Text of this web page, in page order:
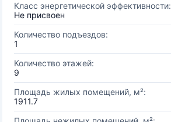
Класс энергетической эффективности:
Не присвоен
Количество подъездов:
1
Количество этажей:
9
Площадь жилых помещений, м²:
1911.7